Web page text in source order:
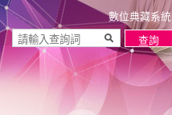
數位典藏系統